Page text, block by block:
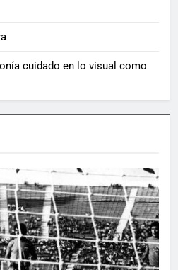
cuidado en lo visual como